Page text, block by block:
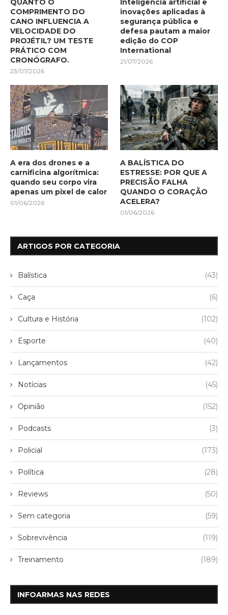
QUANTO O
COMPRIMENTO DO
CANO INFLUENCIA A
VELOCIDADE DO
PROJÉTIL? UM TESTE
PRÁTICO COM
CRONÓGRAFO.
23/07/2026
Inteligência artificial e
inovações aplicadas à
segurança pública e
defesa pautam a maior
edição do COP
International
21/07/2026
A era dos drones e a
carnificina algorítmica:
quando seu corpo vira
apenas um pixel de calor
01/06/2026
A BALÍSTICA DO
ESTRESSE: POR QUE A
PRECISÃO FALHA
QUANDO O CORAÇÃO
ACELERA?
01/06/2026
ARTIGOS POR CATEGORIA
Balística (43)
Caça (6)
Cultura e História (102)
Esporte (40)
Lançamentos (42)
Notícias (45)
Opinião (152)
Podcasts (3)
Policial (173)
Política (28)
Reviews (50)
Sem categoria (59)
Sobrevivência (119)
Treinamento (189)
INFOARMAS NAS REDES